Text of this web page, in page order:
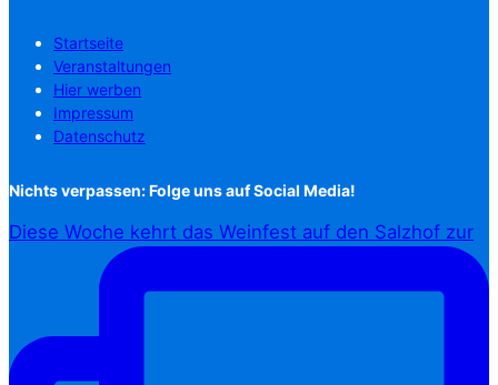
Startseite
Veranstaltungen
Hier werben
Impressum
Datenschutz
Nichts verpassen: Folge uns auf Social Media!
Diese Woche kehrt das Weinfest auf den Salzhof zur